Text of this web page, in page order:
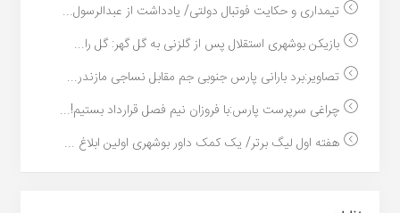
تیمداری و حکایت فوتبال دولتی/ یادداشت از عبدالرسول...
بازیکن بوشهری استقلال پس از گلزنی به گل گهر: گل را...
تصاویر:برد بارانی پارس جنوبی جم مقابل نساجی مازندر...
چراغی سرپرست پارس:با فروزان نیم فصل قرارداد بستیم!...
هفته اول لیگ برتر/ یک کمک داور بوشهری اولین ابلاغ ...